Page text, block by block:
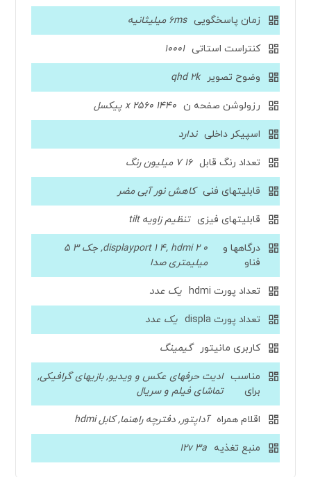
زمان پاسخگویی 6ms میلیثانیه
کنتراست استاتی 10001
وضوح تصویر qhd 2k
رزولوشن صفحه ن 1440 x 2560 پیکسل
اسپیکر داخلی ندارد
تعداد رنگ قابل 16 7 میلیون رنگ
قابلیتهای فنی کاهش نور آبی مضر
قابلیتهای فیزی تنظیم زاویه tilt
درگاهها و
فناو
displayport 1 4, hdmi 2 0, جک 3 5
میلیمتری صدا
تعداد پورت hdmi یک عدد
تعداد پورت displa یک عدد
کاربری مانیتور گیمینگ
مناسب
برای
ادیت حرفهای عکس و ویدیو, بازیهای گرافیکی,
تماشای فیلم و سریال
اقلام همراه آداپتور, دفترچه راهنما, کابل hdmi
منبع تغذیه 12v 3a